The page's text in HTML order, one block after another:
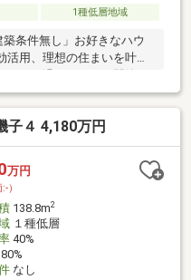
1種低層地域
条件無し」お好きなハウ
用、理想の住まいを叶え
勤通学も便利な立地で
間を有効に使える生活・教
日安心・前面道路が広く
にお問い合わせください！
ただきます♪
子４ 4,180万円
万円
）
138.8m2
１種低層
40%
なし